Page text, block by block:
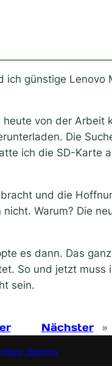
günstige
von der
Die
ich die SD-Karte
und die
Warum? Die
es dann. Das
So und jetzt
sein.
Nächster »
Webring